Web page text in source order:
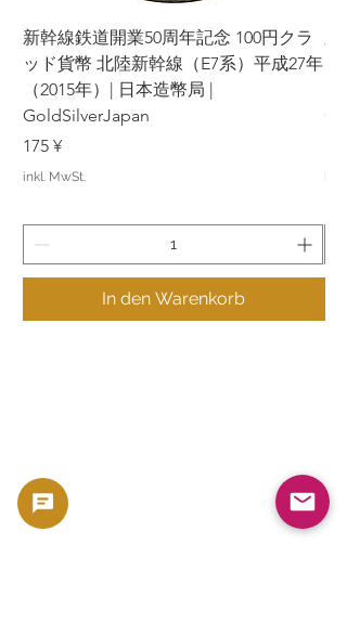
新幹線鉄道開業50周年記念 100円クラ
ッド貨幣 北陸新幹線（E7系）平成27年
（2015年）| 日本造幣局 |
GoldSilverJapan
Preis
175 ¥
inkl. MwSt.
In den Warenkorb